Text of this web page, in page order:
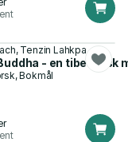
på Jesu lære
Tenzin Lahkpa
- en tibetansk
Bokmål